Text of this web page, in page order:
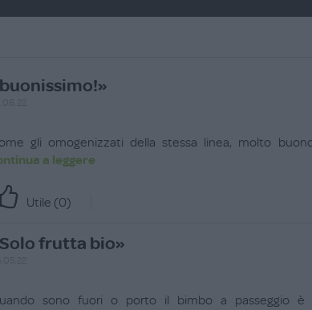
gli omogenizzati della stessa linea, molto
a leggere
Utile (0)
frutta bio»
sono fuori o porto il bimbo a passeggio è